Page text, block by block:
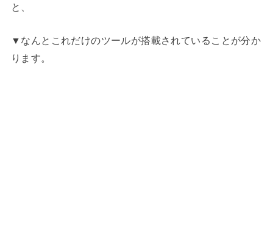
と、
▼なんとこれだけのツールが搭載されていることが分か
ります。